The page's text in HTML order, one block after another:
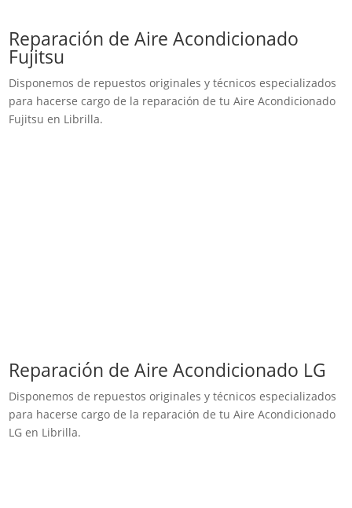
Reparación de Aire Acondicionado
Fujitsu
Disponemos de repuestos originales y técnicos especializados
para hacerse cargo de la reparación de tu Aire Acondicionado
Fujitsu en Librilla.
Reparación de Aire Acondicionado LG
Disponemos de repuestos originales y técnicos especializados
para hacerse cargo de la reparación de tu Aire Acondicionado
LG en Librilla.